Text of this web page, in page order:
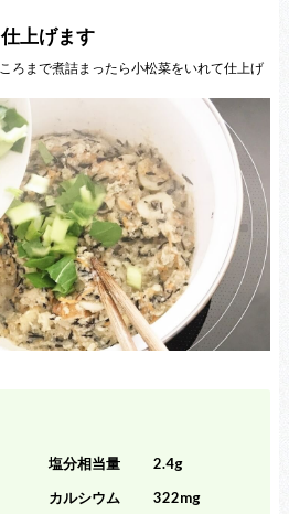
上げます
ろまで煮詰まったら小松菜をいれて仕上げ
塩分相当量
2.4g
カルシウム
322mg